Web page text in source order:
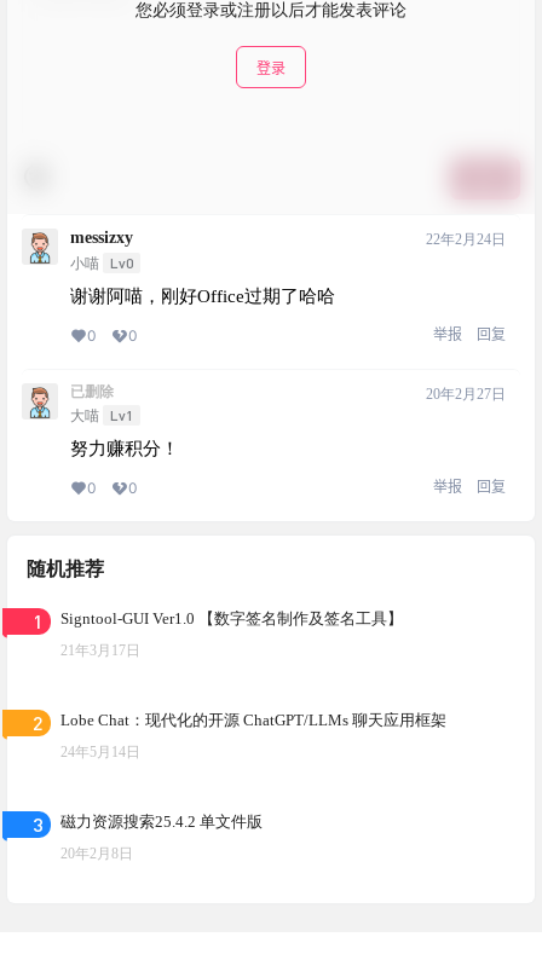
您必须登录或注册以后才能发表评论
登录
messizxy
小喵 Lv0
22年2月24日
谢谢阿喵，刚好Office过期了哈哈
0 0 举报 回复
已删除
大喵
Lv1
20年2月27日
努力赚积分！
0 0 举报 回复
随机推荐
1 Signtool-GUI Ver1.0 【数字签名制作及签名工具】
21年3月17日
2 Lobe Chat：现代化的开源 ChatGPT/LLMs 聊天应用框架
24年5月14日
3 磁力资源搜索25.4.2 单文件版
20年2月8日